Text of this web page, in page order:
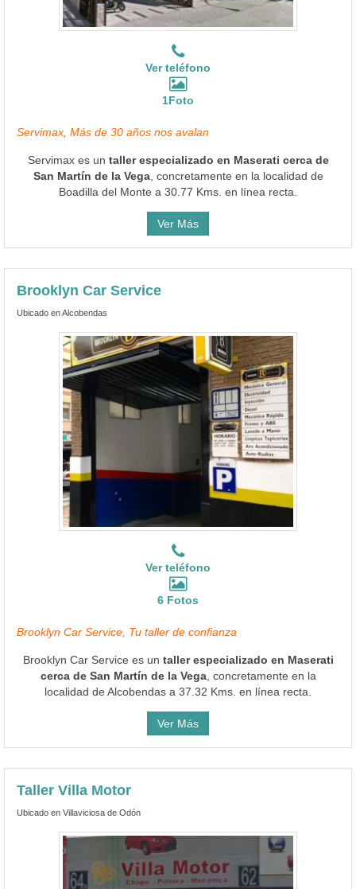
Ver teléfono
1Foto
Servimax, Más de 30 años nos avalan
Servimax es un taller especializado en Maserati cerca de
San Martín de la Vega, concretamente en la localidad de
Boadilla del Monte a 30.77 Kms. en línea recta.
Ver Más
Brooklyn Car Service
Ubicado en Alcobendas
Ver teléfono
6 Fotos
Brooklyn Car Service, Tu taller de confianza
Brooklyn Car Service es un taller especializado en Maserati
cerca de San Martín de la Vega, concretamente en la
localidad de Alcobendas a 37.32 Kms. en línea recta.
Ver Más
Taller Villa Motor
Ubicado en Villaviciosa de Odón